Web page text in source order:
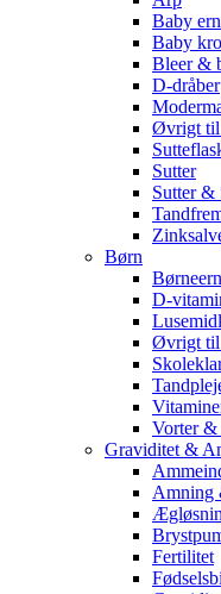
Baby
Baby
Bleer &
D-dråber
Øvrigt til
Sutter
Sutter &
Børn
D-
Øvrigt til
Vorter
Graviditet &
Amning
Fertilitet